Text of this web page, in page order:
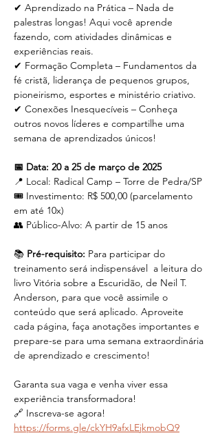
✔ Aprendizado na Prática – Nada de
palestras longas! Aqui você aprende
fazendo, com atividades dinâmicas e
experiências reais.
✔ Formação Completa – Fundamentos da
fé cristã, liderança de pequenos grupos,
pioneirismo, esportes e ministério criativo.
✔ Conexões Inesquecíveis – Conheça
outros novos líderes e compartilhe uma
semana de aprendizados únicos!
📅 Data: 20 a 25 de março de 2025
📍 Local: Radical Camp – Torre de Pedra/SP
🎟 Investimento: R$ 500,00 (parcelamento
em até 10x)
👥 Público-Alvo: A partir de 15 anos
📚 Pré-requisito: Para participar do
treinamento será indispensável  a leitura do
livro Vitória sobre a Escuridão, de Neil T.
Anderson, para que você assimile o
conteúdo que será aplicado. Aproveite
cada página, faça anotações importantes e
prepare-se para uma semana extraordinária
de aprendizado e crescimento!
Garanta sua vaga e venha viver essa
experiência transformadora!
🔗 Inscreva-se agora!
https://forms.gle/ckYH9afxLEjkmobQ9